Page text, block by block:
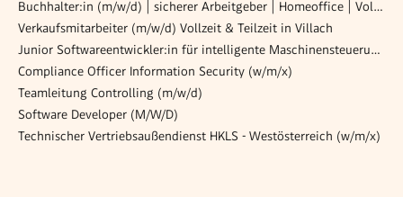
Buchhalter:in (m/w/d) | sicherer Arbeitgeber | Homeoffice | Voll- oder Teilzeit
Verkaufsmitarbeiter (m/w/d) Vollzeit & Teilzeit in Villach
Junior Softwareentwickler:in für intelligente Maschinensteuerung (CNC/HMI)
Compliance Officer Information Security (w/m/x)
Teamleitung Controlling (m/w/d)
Software Developer (M/W/D)
Technischer Vertriebsaußendienst HKLS - Westösterreich (w/m/x)